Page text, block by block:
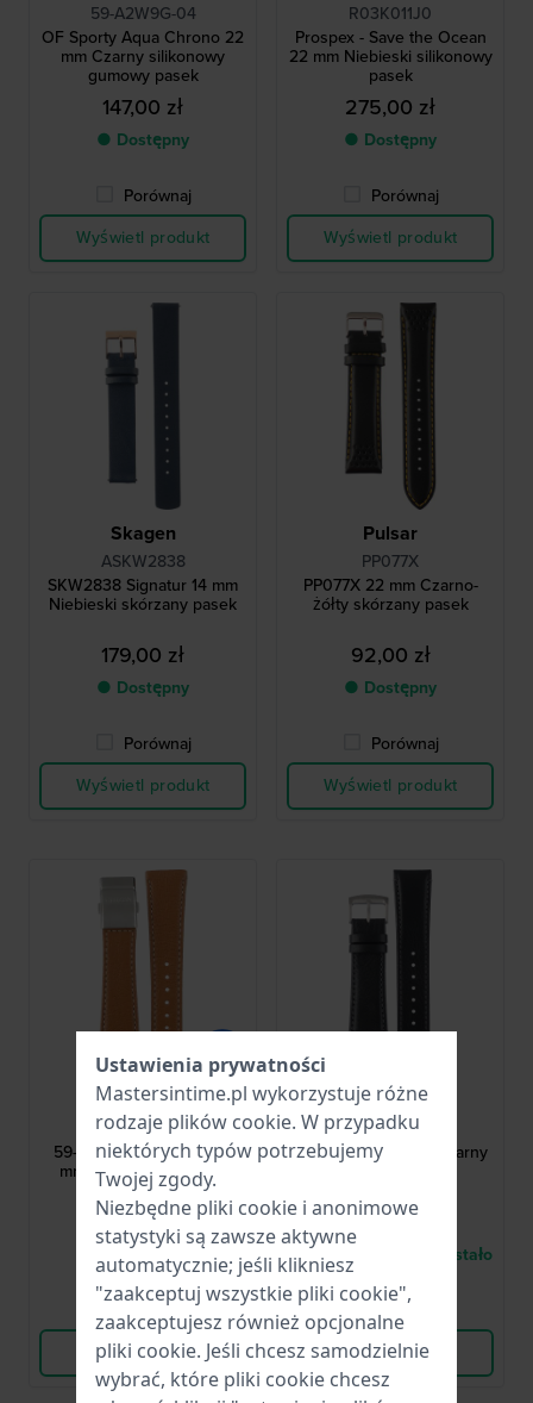
59-A2W9G-04
OF Sporty Aqua Chrono 22
mm Czarny silikonowy
gumowy pasek
147,00 zł
● Dostępny
Porównaj
Wyświetl produkt
R03K011J0
Prospex - Save the Ocean
22 mm Niebieski silikonowy
pasek
275,00 zł
● Dostępny
Porównaj
Wyświetl produkt
Skagen
ASKW2838
SKW2838 Signatur 14 mm
Niebieski skórzany pasek
179,00 zł
● Dostępny
Porównaj
Wyświetl produkt
Pulsar
PP077X
PP077X 22 mm Czarno-
żółty skórzany pasek
92,00 zł
● Dostępny
Porównaj
Wyświetl produkt
Citizen
59-S52167
59-S52167 Promaster 23
mm Brązowy skórzany
pasek
271,00 zł
● Dostępny
Porównaj
Wyświetl produkt
Citizen
59-S54280
59-S54280 23 mm Czarny
147,00 zł
● W magazynie pozostało
Porównaj
Wyświetl produkt
Ustawienia prywatności
Mastersintime.pl wykorzystuje różne
rodzaje plików cookie. W przypadku
niektórych typów potrzebujemy
Twojej zgody.
Niezbędne pliki cookie i anonimowe
statystyki są zawsze aktywne
automatycznie; jeśli klikniesz
"zaakceptuj wszystkie pliki cookie",
zaakceptujesz również opcjonalne
pliki cookie. Jeśli chcesz samodzielnie
wybrać, które pliki cookie chcesz